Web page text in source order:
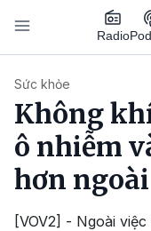
Nhảy đến nội dung
Radio
Sức khỏe
Không
ô nhiễm
hơn
[VOV2] - Ngoài